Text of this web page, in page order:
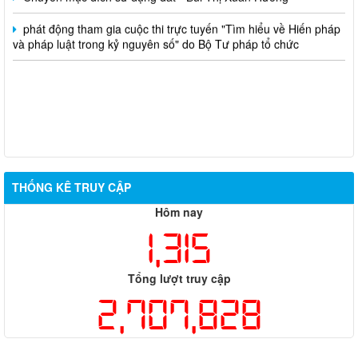
phát động tham gia cuộc thi trực tuyến "Tìm hiểu về Hiến pháp
và pháp luật trong kỷ nguyên số" do Bộ Tư pháp tổ chức
THỐNG KÊ TRUY CẬP
Hôm nay
1,315
Tổng lượt truy cập
2,707,828